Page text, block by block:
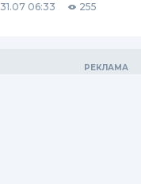
31.07 06:33 255